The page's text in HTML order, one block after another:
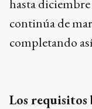
hasta diciembre
continúa de
completando
Los requisitos